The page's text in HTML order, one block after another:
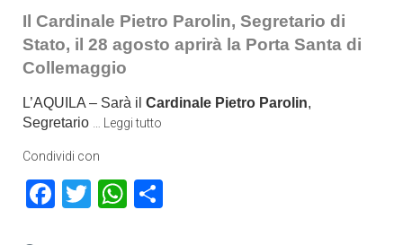
Il Cardinale Pietro Parolin, Segretario di
Stato, il 28 agosto aprirà la Porta Santa di
Collemaggio
L’AQUILA – Sarà il Cardinale Pietro Parolin,
Segretario
Leggi tutto
Condividi con
Facebook
TwitterWhatsApp